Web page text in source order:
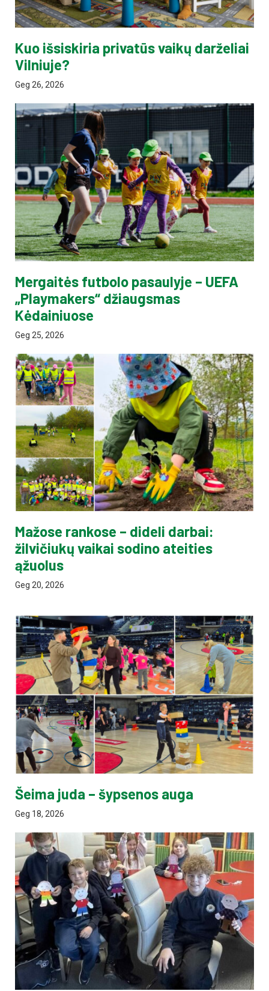
Kuo išsiskiria privatūs vaikų darželiai
Vilniuje?
Geg 26, 2026
Mergaitės futbolo pasaulyje – UEFA
„Playmakers“ džiaugsmas
Kėdainiuose
Geg 25, 2026
Mažose rankose – dideli darbai:
žilvičiukų vaikai sodino ateities
ąžuolus
Geg 20, 2026
Šeima juda – šypsenos auga
Geg 18, 2026